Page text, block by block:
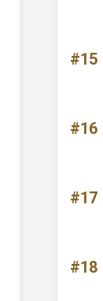
#15
#16
#17
#18